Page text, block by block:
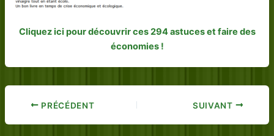
Cliquez ici pour découvrir ces 294 astuces et faire des
économies !
PRÉCÉDENT SUIVANT